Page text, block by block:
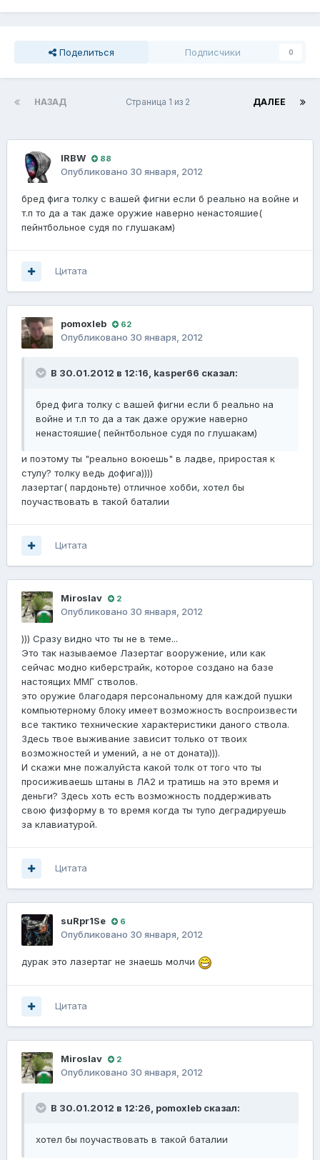
Поделиться Подписчики 0
НАЗАД ДАЛЕЕ
Страница 1 из 2
lRBW 88
Опубликовано 30 января, 2012
бред фига толку с вашей фигни если б реально на войне и
т.п то да а так даже оружие наверно ненастояшие(
пейнтбольное судя по глушакам)
Цитата
pomoxleb 62
Опубликовано 30 января, 2012
В 30.01.2012 в 12:16, kasper66 сказал:
бред фига толку с вашей фигни если б реально на
войне и т.п то да а так даже оружие наверно
ненастояшие( пейнтбольное судя по глушакам)
и поэтому ты "реально воюешь" в ладве, приростая к
стулу? толку ведь дофига))))
лазертаг( пардоньте) отличное хобби, хотел бы
поучаствовать в такой баталии
Цитата
Miroslav 2
Опубликовано 30 января, 2012
))) Сразу видно что ты не в теме...
Это так называемое Лазертаг вооружение, или как
сейчас модно киберстрайк, которое создано на базе
настоящих ММГ стволов.
это оружие благодаря персональному для каждой пушки
компьютерному блоку имеет возможность воспроизвести
все тактико технические характеристики даного ствола.
Здесь твое выживание зависит только от твоих
возможностей и умений, а не от доната))).
И скажи мне пожалуйста какой толк от того что ты
просиживаешь штаны в ЛА2 и тратишь на это время и
деньги? Здесь хоть есть возможность поддерживать
свою физформу в то время когда ты тупо деградируешь
за клавиатурой.
Цитата
suRpr1Se 6
Опубликовано 30 января, 2012
дурак это лазертаг не знаешь молчи
Цитата
Miroslav 2
Опубликовано 30 января, 2012
В 30.01.2012 в 12:26, pomoxleb сказал:
хотел бы поучаствовать в такой баталии